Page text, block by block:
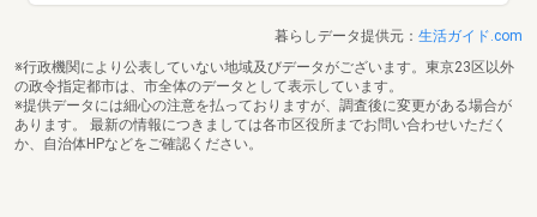
暮らしデータ提供元： 生活ガイド.com
※行政機関により公表していない地域及びデータがございます。東京23区以外
の政令指定都市は、市全体のデータとして表示しています。
※提供データには細心の注意を払っておりますが、調査後に変更がある場合が
あります。 最新の情報につきましては各市区役所までお問い合わせいただく
か、自治体HPなどをご確認ください。